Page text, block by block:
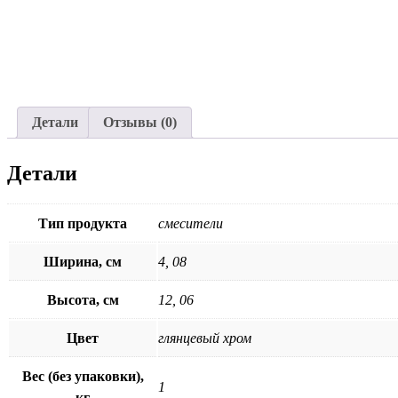
Детали Отзывы (0)
Детали
Тип продукта смесители
Ширина, см 4, 08
Высота, см 12, 06
Цвет глянцевый хром
Вес (без упаковки),
1